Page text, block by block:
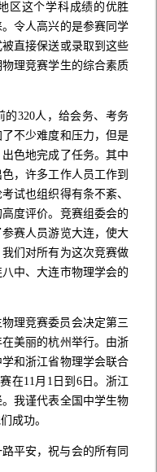
区这个学科成绩的优胜
令人高兴的是参赛同学
直接保送或录取到这些
理竞赛学生的综合素质
320人，给会务、考务
不少难度和压力，但是
色地完成了任务。其中
，许多工作人员工作到
试也组织得有条不紊、
度评价。竞赛组委会的
赛人员游览大连，使大
们对所有为这次竞赛做
中、大连市物理学会的
理竞赛委员会决定第三
美丽的杭州举行。由浙
和浙江省物理学会联合
在11月1日到6日。浙江
我谨代表全国中学生物
成功。
平安，祝与会的所有同